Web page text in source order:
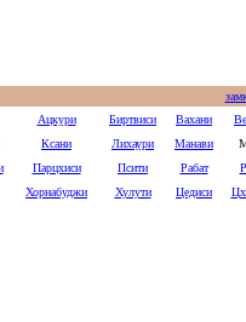
Ацкури Биртвиси Вахани
Ксани Лихаури Манави
Парцхиси Псити Рабат
Хорнабуджи Хулути Цедиси